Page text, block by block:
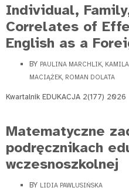
Individual,
Correlates of
English as a
BY PAULINA MARCHLIK,
MACIĄŻEK, ROMAN DOLATA
Kwartalnik EDUKACJA 2(177) 2026
Matematyczne
podręcznikach
wczesnoszkolnej
BY LIDIA PAWLUSIŃSKA